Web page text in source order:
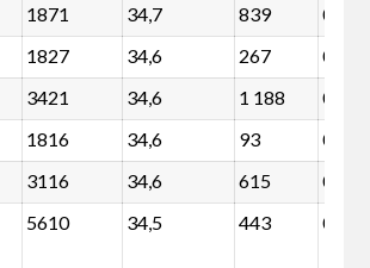
1871 34,7 839 0,1
1827 34,6 267 0,0
3421 34,6 1 188 0,2
1816 34,6 93 0,0
3116 34,6 615 0,1
5610 34,5 443 0,1